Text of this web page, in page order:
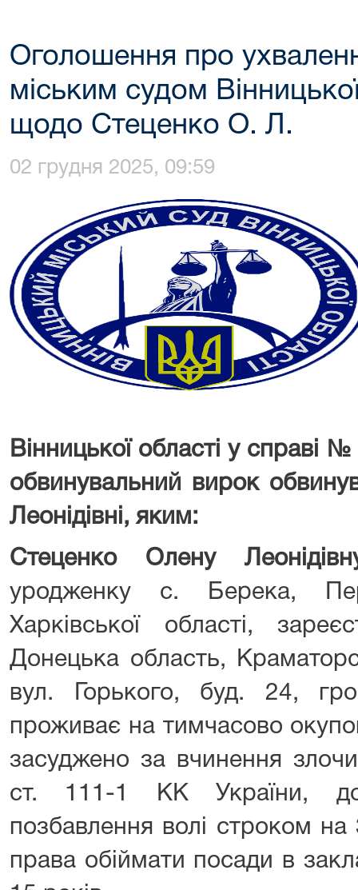
Оголошення про
міським судом
щодо Стеценко О. Л.
02 грудня 2025, 09:59
Вінницької області у справі №
обвинувальний вирок
Леонідівні, яким:
Стеценко Олену
уродженку с. Берека,
Харківської області,
Донецька область,
вул. Горького, буд. 24,
проживає на тимчасово
засуджено за вчинення
ст. 111-1 КК України,
позбавлення волі строком
права обіймати посади в